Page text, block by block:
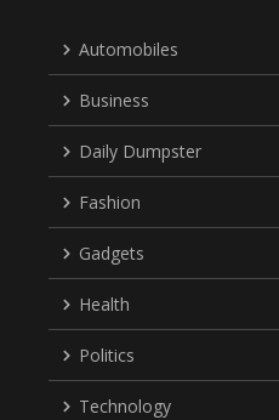
Automobiles
Business
Daily Dumpster
Fashion
Gadgets
Health
Politics
Technology